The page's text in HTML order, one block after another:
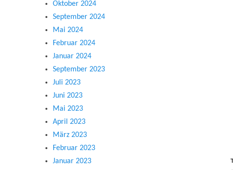
Oktober 2024
September 2024
Mai 2024
Februar 2024
Januar 2024
September 2023
Juli 2023
Juni 2023
Mai 2023
April 2023
März 2023
Februar 2023
Januar 2023